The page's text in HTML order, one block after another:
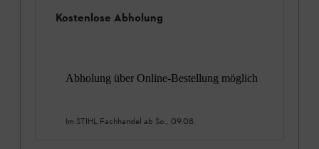
Kostenlose Abholung
Abholung über Online-Bestellung möglich
Im STIHL Fachhandel ab So., 09.08.